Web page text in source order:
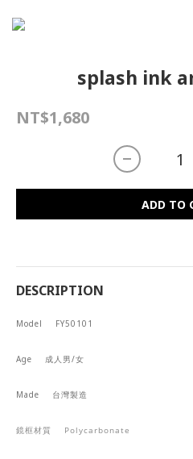
splash ink
NT$1,680
ADD TO
DESCRIPTION
Model FY50101
Age 成人男/女
Made 台灣製造
鏡框材質 Polycarbonate